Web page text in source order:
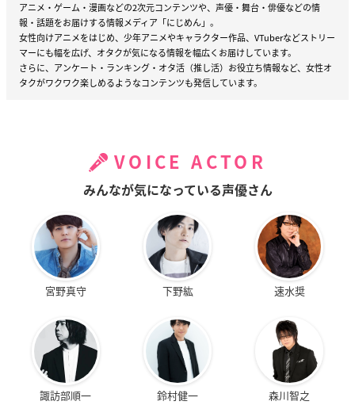
アニメ・ゲーム・漫画などの2次元コンテンツや、声優・舞台・俳優などの情
報・話題をお届けする情報メディア「にじめん」。
女性向けアニメをはじめ、少年アニメやキャラクター作品、VTuberなどストリー
マーにも幅を広げ、オタクが気になる情報を幅広くお届けしています。
さらに、アンケート・ランキング・オタ活（推し活）お役立ち情報など、女性オ
タクがワクワク楽しめるようなコンテンツも発信しています。
VOICE ACTOR
みんなが気になっている声優さん
宮野真守 下野紘 速水奨
諏訪部順一 鈴村健一 森川智之